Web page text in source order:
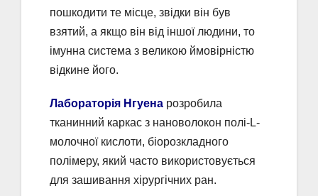
пошкодити те місце, звідки він був
взятий, а якщо він від іншої людини, то
імунна система з великою ймовірністю
відкине його.
Лабораторія Нгуена розробила
тканинний каркас з нановолокон полі-L-
молочної кислоти, біорозкладного
полімеру, який часто використовується
для зашивання хірургічних ран.